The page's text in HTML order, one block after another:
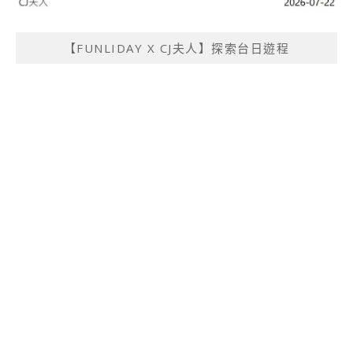
【FUNLIDAY X CJ夫人】探索台日遊程